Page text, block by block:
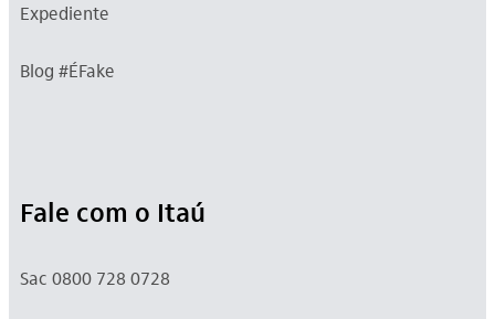
Expediente
Blog #ÉFake
Fale com o Itaú
Sac 0800 728 0728